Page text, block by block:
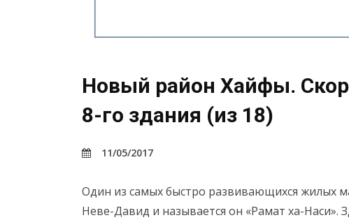
Новый район Хайфы.
8-го здания (из 18)
11/05/2017
Один из самых быстро развивающихся жилых
Неве-Давид и называется он «Рамат ха-Наси».